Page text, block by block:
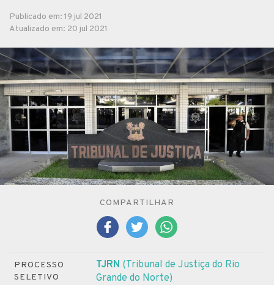
Publicado em: 19 jul 2021
Atualizado em: 20 jul 2021
COMPARTILHAR
PROCESSO
SELETIVO
TJRN (Tribunal de Justiça do Rio
Grande do Norte)